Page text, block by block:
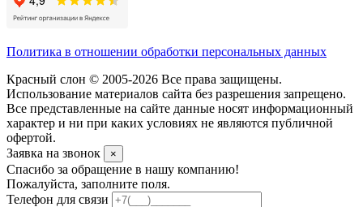
Политика в отношении обработки персональных данных
Красный слон © 2005-2026 Все права защищены.
Использование материалов сайта без разрешения запрещено.
Все представленные на сайте данные носят информационный
характер и ни при каких условиях не являются публичной
офертой.
Заявка на звонок
×
Спасибо за обращение в нашу компанию!
Пожалуйста, заполните поля.
Телефон для связи